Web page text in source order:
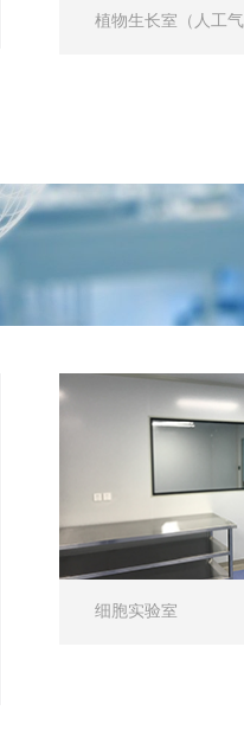
植物生长室（人工
细胞实验室